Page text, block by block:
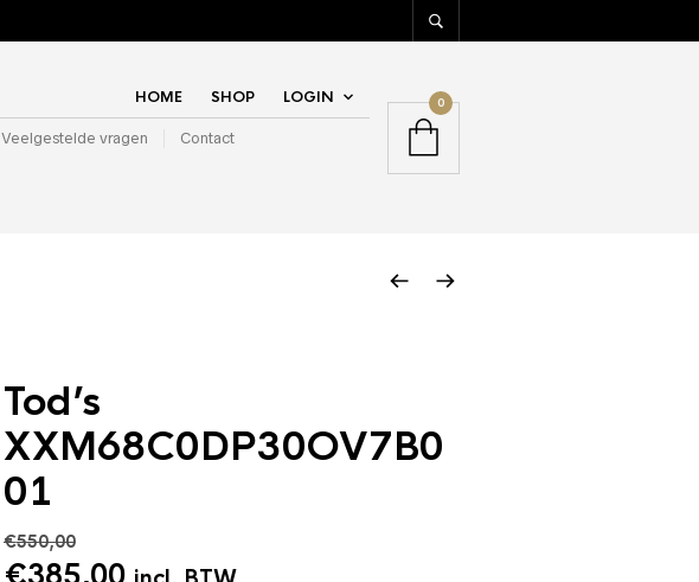
HOME SHOP LOGIN
Veelgestelde vragen Contact
0
Tod’s
XXM68C0DP30OV7B0
01
€550,00
Oorspronkelijke
Huidige